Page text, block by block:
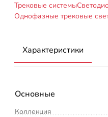
Трековые системы
Однофазные трековые
Характеристики
Основные
Коллекция